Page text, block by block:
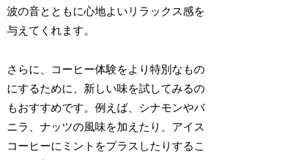
波の音とともに心地よいリラックス感を
与えてくれます。
さらに、コーヒー体験をより特別なもの
にするために、新しい味を試してみるの
もおすすめです。例えば、シナモンやバ
ニラ、ナッツの風味を加えたり、アイス
コーヒーにミントをプラスしたりするこ